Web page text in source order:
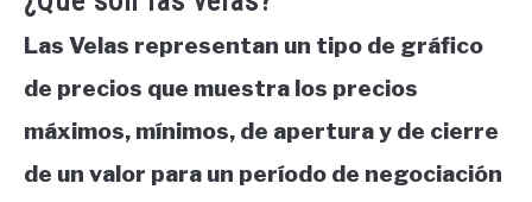
Las Velas representan un tipo de gráfico
de precios que muestra los precios
máximos, mínimos, de apertura y de cierre
de un valor para un período de negociación